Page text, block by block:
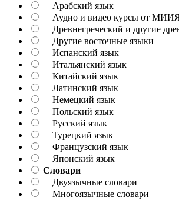
Арабский язык
Аудио и видео курсы от
Древнегреческий и другие
Другие восточные языки
Испанский язык
Итальянский язык
Китайский язык
Латинский язык
Немецкий язык
Польский язык
Русский язык
Турецкий язык
Французский язык
Японский язык
Словари
Двуязычные словари
Многоязычные словари